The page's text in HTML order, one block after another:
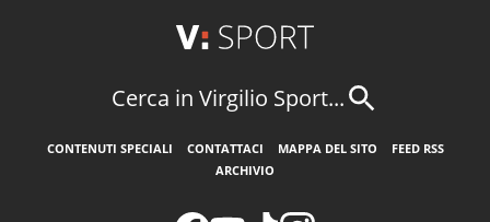
Cerca in Virgilio Sport...
CONTENUTI SPECIALI CONTATTACI MAPPA DEL SITO
FEED RSS
ARCHIVIO